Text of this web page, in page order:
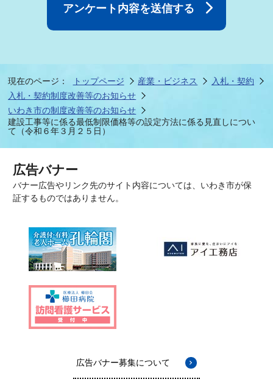
現在のページ： トップページ 産業・ビジネス
入札・契約
入札・契約制度改善等のお知らせ
いわき市の制度改善等のお知らせ
建設工事等に係る最低制限価格等の設定方法に係る見直しについ
て（令和６年３月２５日）
広告バナー
バナー広告やリンク先のサイト内容については、いわき市が保
証するものではありません。
広告バナー募集について